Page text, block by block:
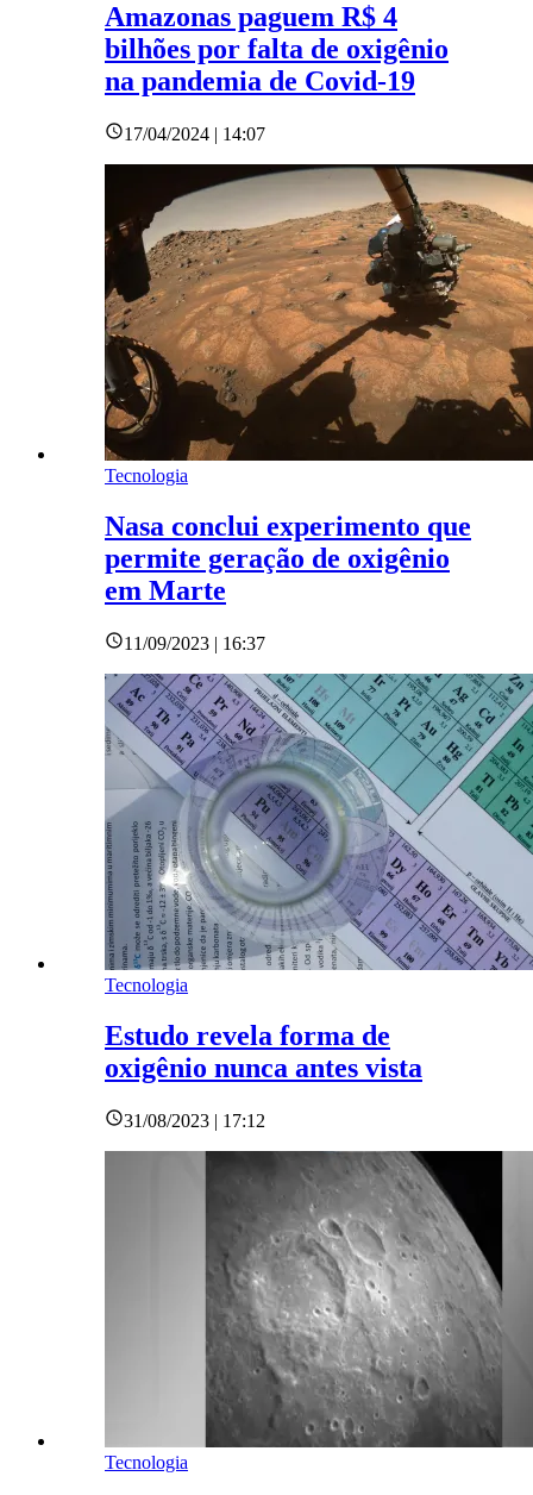
Amazonas paguem R$ 4
bilhões por falta de oxigênio
na pandemia de Covid-19
17/04/2024 | 14:07
Tecnologia
Nasa conclui experimento que
permite geração de oxigênio
em Marte
11/09/2023 | 16:37
Tecnologia
Estudo revela forma de
oxigênio nunca antes vista
31/08/2023 | 17:12
Tecnologia